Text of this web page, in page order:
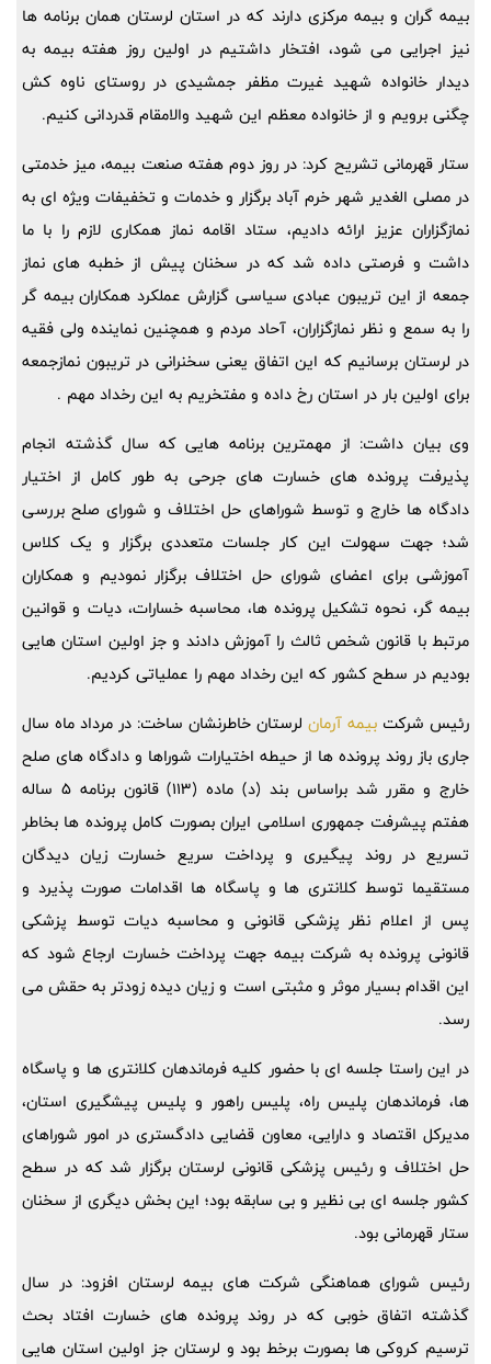
بیمه گران و بیمه مرکزی دارند که در استان لرستان همان برنامه ها
نیز اجرایی می شود، افتخار داشتیم در اولین روز هفته بیمه به
دیدار خانواده شهید غیرت مظفر جمشیدی در روستای ناوه کش
چگنی برویم و از خانواده معظم این شهید والامقام قدردانی کنیم.
ستار قهرمانی تشریح کرد: در روز دوم هفته صنعت بیمه، میز خدمتی
در مصلی الغدیر شهر خرم آباد برگزار و خدمات و تخفیفات ویژه ای به
نمازگزاران عزیز ارائه دادیم، ستاد اقامه نماز همکاری لازم را با ما
داشت و فرصتی داده شد که در سخنان پیش از خطبه های نماز
جمعه از این تریبون عبادی سیاسی گزارش عملکرد همکاران بیمه گر
را به سمع و نظر نمازگزاران، آحاد مردم و همچنین نماینده ولی فقیه
در لرستان برسانیم که این اتفاق یعنی سخنرانی در تریبون نمازجمعه
برای اولین بار در استان رخ داده و مفتخریم به این رخداد مهم .
وی بیان داشت: از مهمترین برنامه هایی که سال گذشته انجام
پذیرفت پرونده های خسارت های جرحی به طور کامل از اختیار
دادگاه ها خارج و توسط شوراهای حل اختلاف و شورای صلح بررسی
شد؛ جهت سهولت این کار جلسات متعددی برگزار و یک کلاس
آموزشی برای اعضای شورای حل اختلاف برگزار نمودیم و همکاران
بیمه گر، نحوه تشکیل پرونده ها، محاسبه خسارات، دیات و قوانین
مرتبط با قانون شخص ثالث را آموزش دادند و جز اولین استان هایی
بودیم در سطح کشور که این رخداد مهم را عملیاتی کردیم.
رئیس شرکت بیمه آرمان لرستان خاطرنشان ساخت: در مرداد ماه سال
جاری باز روند پرونده ها از حیطه اختیارات شوراها و دادگاه های صلح
خارج و مقرر شد براساس بند (د) ماده (113) قانون برنامه 5 ساله
هفتم پیشرفت جمهوری اسلامی ایران بصورت کامل پرونده ها بخاطر
تسریع در روند پیگیری و پرداخت سریع خسارت زیان دیدگان
مستقیما توسط کلانتری ها و پاسگاه ها اقدامات صورت پذیرد و
پس از اعلام نظر پزشکی قانونی و محاسبه دیات توسط پزشکی
قانونی پرونده به شرکت بیمه جهت پرداخت خسارت ارجاع شود که
این اقدام بسیار موثر و مثبتی است و زیان دیده زودتر به حقش می
رسد.
در این راستا جلسه ای با حضور کلیه فرماندهان کلانتری ها و پاسگاه
ها، فرماندهان پلیس راه، پلیس راهور و پلیس پیشگیری استان،
مدیرکل اقتصاد و دارایی، معاون قضایی دادگستری در امور شوراهای
حل اختلاف و رئیس پزشکی قانونی لرستان برگزار شد که در سطح
کشور جلسه ای بی نظیر و بی سابقه بود؛ این بخش دیگری از سخنان
ستار قهرمانی بود.
رئیس شورای هماهنگی شرکت های بیمه لرستان افزود: در سال
گذشته اتفاق خوبی که در روند پرونده های خسارت افتاد بحث
ترسیم کروکی ها بصورت برخط بود و لرستان جز اولین استان هایی